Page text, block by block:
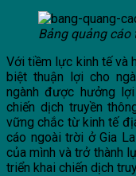
Bảng quảng
Với tiềm lực kinh tế và
biệt thuận lợi cho
ngành được hưởng
chiến dịch truyền
vững chắc từ kinh tế
cáo ngoài trời ở Gia
của mình và trở thành
triển khai chiến dịch